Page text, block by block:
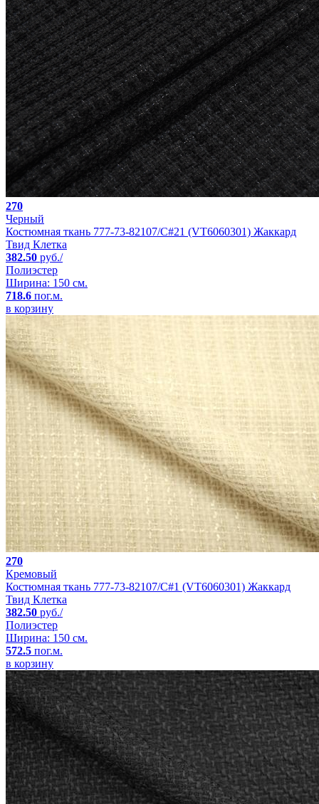
270
Черный
Костюмная ткань 777-73-82107/C#21 (VT6060301) Жаккард
Твид Клетка
382.50 руб./
Полиэстер
Ширина: 150 см.
718.6 пог.м.
в корзину
270
Кремовый
Костюмная ткань 777-73-82107/C#1 (VT6060301) Жаккард
Твид Клетка
382.50 руб./
Полиэстер
Ширина: 150 см.
572.5 пог.м.
в корзину